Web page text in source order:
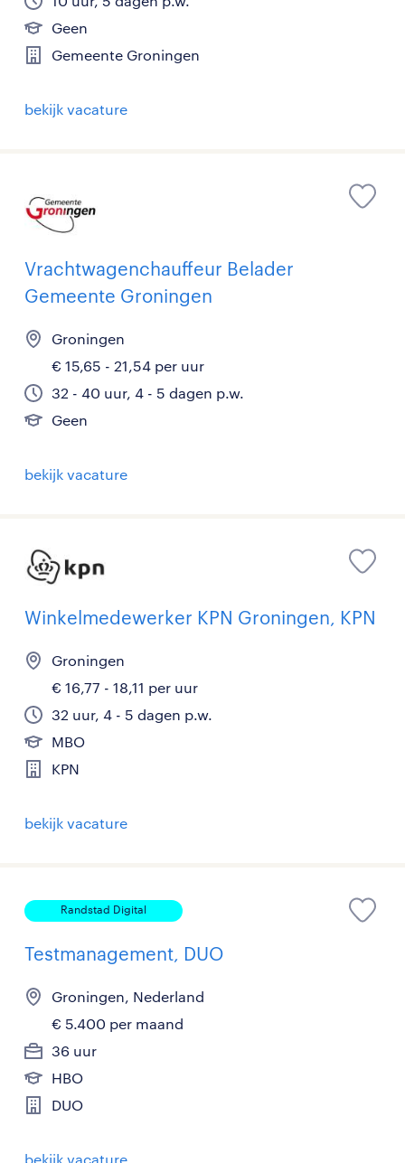
Geen
Gemeente Groningen
bekijk vacature
Vrachtwagenchauffeur Belader
Gemeente Groningen
Groningen
€ 15,65 - 21,54 per uur
32 - 40 uur, 4 - 5 dagen p.w.
Geen
bekijk vacature
Winkelmedewerker KPN Groningen, KPN
Groningen
€ 16,77 - 18,11 per uur
32 uur, 4 - 5 dagen p.w.
MBO
KPN
bekijk vacature
Randstad Digital
Testmanagement, DUO
Groningen, Nederland
€ 5.400 per maand
36 uur
HBO
DUO
bekijk vacature